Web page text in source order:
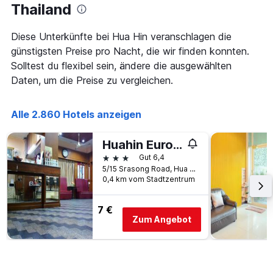
Thailand
Diese Unterkünfte bei Hua Hin veranschlagen die
günstigsten Preise pro Nacht, die wir finden konnten.
Solltest du flexibel sein, ändere die ausgewählten
Daten, um die Preise zu vergleichen.
Alle 2.860 Hotels anzeigen
Huahin Euro City Hotel
3 SterneGut 6,4
5/15 Srasong Road, Hua Hin, Thailand
0,4 km vom Stadtzentrum
7 €
Zum Angebot